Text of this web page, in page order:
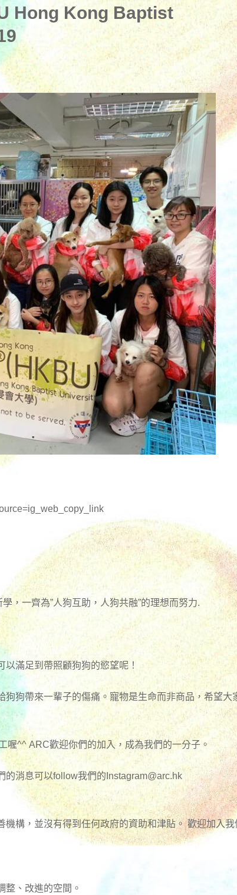
Hong Kong Baptist
，一齊為”人狗互助，人狗共融”的理想而努力.
以滿足到帶照顧狗狗的慾望呢！
狗帶來一輩子的傷痛。寵物是生命而非商品，希望大
喔^^ ARC歡迎你們的加入，成為我們的一分子。
的消息可以follow我們的 Instagram@arc.hk
構，並沒有得到任何政府的資助和津貼。 歡迎加入我
整、改進的空間。